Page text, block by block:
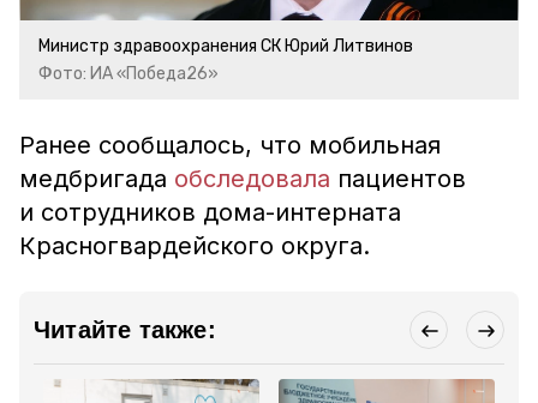
Министр здравоохранения СК Юрий Литвинов
Фото: ИА «Победа26»
Ранее сообщалось, что мобильная
медбригада обследовала пациентов
и сотрудников дома-интерната
Красногвардейского округа.
Читайте также: